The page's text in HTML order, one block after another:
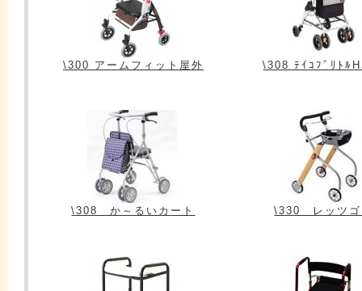
\300 アームフィット屋外 \308 ﾃｲｺﾌﾞﾘﾄﾙ
\308 か～るいカート \330 レッツゴ